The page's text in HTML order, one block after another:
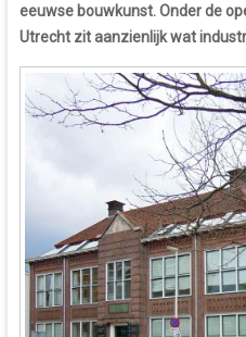
eeuwse bouwkunst. Onder de
Utrecht zit aanzienlijk wat